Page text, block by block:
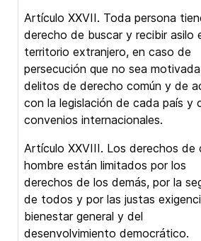
Artículo XXVII. Toda persona
derecho de buscar y recibir asilo
territorio extranjero, en caso de
persecución que no sea
delitos de derecho común y de
con la legislación de cada país y
convenios internacionales.
Artículo XXVIII. Los derechos de
hombre están limitados por los
derechos de los demás, por la
de todos y por las justas
bienestar general y del
desenvolvimiento democrático.